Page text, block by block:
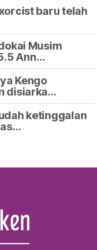
baru telah
Musim
Ann…
Kengo
disiarka…
ketinggalan